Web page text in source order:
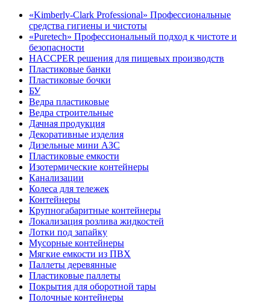
«Kimberly-Clark Professional» Профессиональные
средства гигиены и чистоты
«Puretech» Профессиональный подход к чистоте и
безопасности
HACCPER решения для пищевых производств
Пластиковые банки
Пластиковые бочки
БУ
Ведра пластиковые
Ведра строительные
Дачная продукция
Декоративные изделия
Дизельные мини АЗС
Пластиковые емкости
Изотермические контейнеры
Канализации
Колеса для тележек
Контейнеры
Крупногабаритные контейнеры
Локализация розлива жидкостей
Лотки под запайку
Мусорные контейнеры
Мягкие емкости из ПВХ
Паллеты деревянные
Пластиковые паллеты
Покрытия для оборотной тары
Полочные контейнеры